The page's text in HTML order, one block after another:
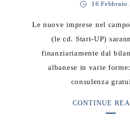
16 Febbraio
Le nuove imprese nel
(le cd. Start-UP)
finanziariamente dal
albanese in varie
consulenza
CONTINUE